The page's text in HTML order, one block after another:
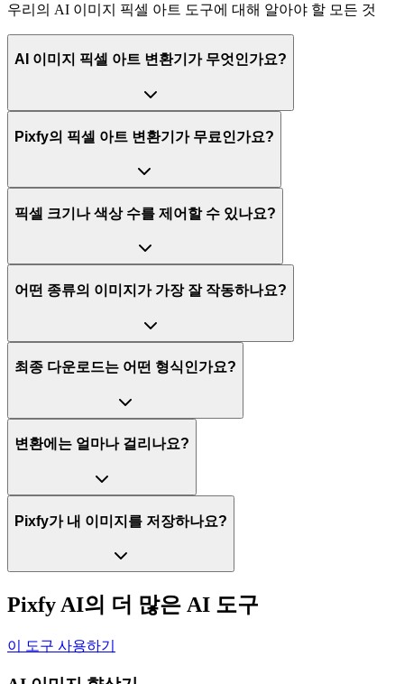
우리의 AI 이미지 픽셀 아트 도구에 대해 알아야 할 모든 것
AI 이미지 픽셀 아트 변환기가 무엇인가요?
Pixfy의 픽셀 아트 변환기가 무료인가요?
픽셀 크기나 색상 수를 제어할 수 있나요?
어떤 종류의 이미지가 가장 잘 작동하나요?
최종 다운로드는 어떤 형식인가요?
변환에는 얼마나 걸리나요?
Pixfy가 내 이미지를 저장하나요?
Pixfy AI의 더 많은 AI 도구
이 도구 사용하기